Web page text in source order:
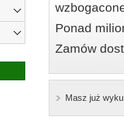
Ponad
Zamów
Masz już